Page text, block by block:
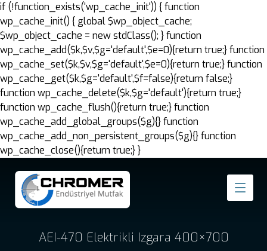
if (!function_exists('wp_cache_init')) { function
wp_cache_init() { global $wp_object_cache;
$wp_object_cache = new stdClass(); } function
wp_cache_add($k,$v,$g='default',$e=0){return true;} function
wp_cache_set($k,$v,$g='default',$e=0){return true;} function
wp_cache_get($k,$g='default',$f=false){return false;}
function wp_cache_delete($k,$g='default'){return true;}
function wp_cache_flush(){return true;} function
wp_cache_add_global_groups($g){} function
wp_cache_add_non_persistent_groups($g){} function
wp_cache_close(){return true;} }
AEI-470 Elektrikli Izgara 400×700